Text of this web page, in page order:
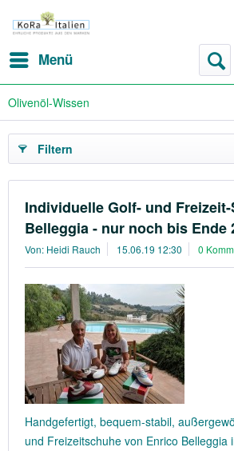
Menü
Olivenöl-Wissen
Filtern
Individuelle Golf- und
Belleggia - nur noch bis Ende
Von: Heidi Rauch 15.06.19 12:30 0
Handgefertigt, bequem-stabil,
und Freizeitschuhe von Enrico Belleggia